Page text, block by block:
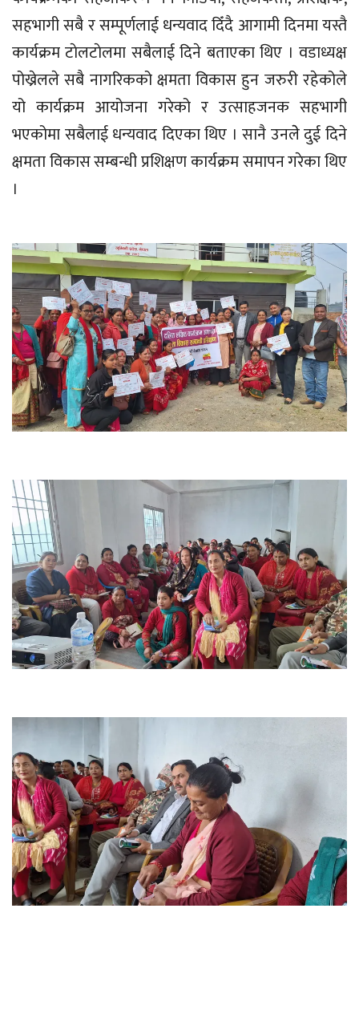
सहभागी सबै र सम्पूर्णलाई धन्यवाद दिँदै आगामी दिनमा यस्तै
कार्यक्रम टाेलटाेलमा सबैलाई दिने बताएका थिए । वडाध्यक्ष
पोख्रेलले सबै नागरिकको क्षमता विकास हुन जरुरी रहेकोले
यो कार्यक्रम आयोजना गरेको र उत्साहजनक सहभागी
भएकोमा सबैलाई धन्यवाद दिएका थिए । सानै उनलेे दुई दिने
क्षमता विकास सम्बन्धी प्रशिक्षण कार्यक्रम समापन गरेका थिए
।